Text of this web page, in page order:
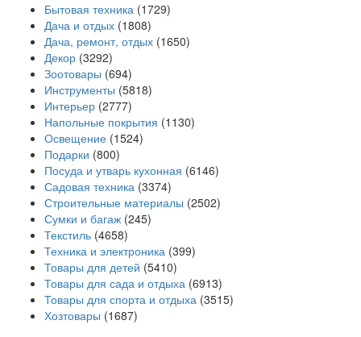
Бытовая техника (1729)
Дача и отдых (1808)
Дача, ремонт, отдых (1650)
Декор (3292)
Зоотовары (694)
Инструменты (5818)
Интерьер (2777)
Напольные покрытия (1130)
Освещение (1524)
Подарки (800)
Посуда и утварь кухонная (6146)
Садовая техника (3374)
Строительные материалы (2502)
Сумки и багаж (245)
Текстиль (4658)
Техника и электроника (399)
Товары для детей (5410)
Товары для сада и отдыха (6913)
Товары для спорта и отдыха (3515)
Хозтовары (1687)